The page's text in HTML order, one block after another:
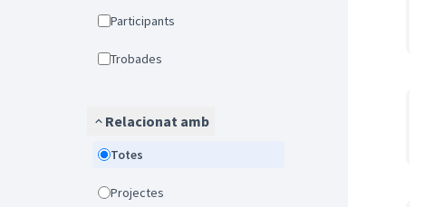
Participants
Trobades
Relacionat amb
Totes
Projectes